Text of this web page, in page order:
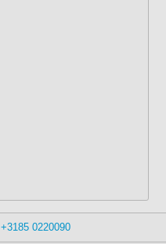
+3185 0220090